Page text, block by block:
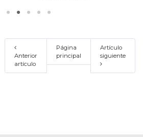
Anterior
artículo
Página
principal
Artículo
siguiente